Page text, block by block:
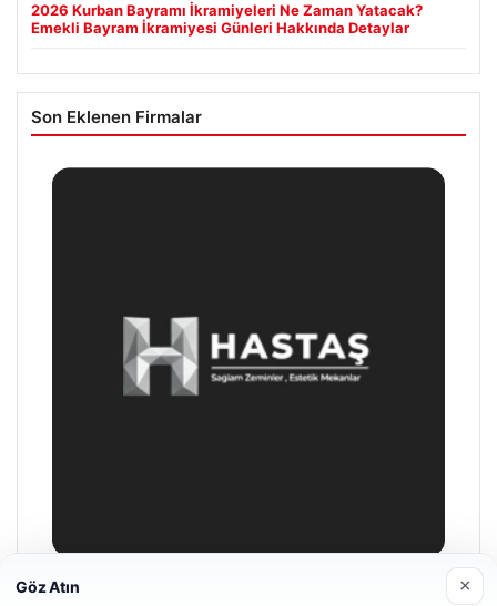
2026 Kurban Bayramı İkramiyeleri Ne Zaman Yatacak?
Emekli Bayram İkramiyesi Günleri Hakkında Detaylar
Son Eklenen Firmalar
Göz Atın ×